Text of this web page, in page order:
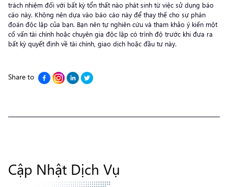
trách nhiệm đối với bất kỳ tổn thất nào phát sinh từ việc sử dụng báo
cáo này. Không nên dựa vào báo cáo này để thay thế cho sự phán
đoán độc lập của bạn. Bạn nên tự nghiên cứu và tham khảo ý kiến một
cố vấn tài chính hoặc chuyên gia độc lập có trình độ trước khi đưa ra
bất kỳ quyết định về tài chính, giao dịch hoặc đầu tư này.
Share to
Cập Nhật Dịch Vụ